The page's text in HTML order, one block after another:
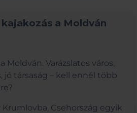
a Moldván
Moldván. Varázslatos város,
jó társaság – kell ennél több
Csehország egyik